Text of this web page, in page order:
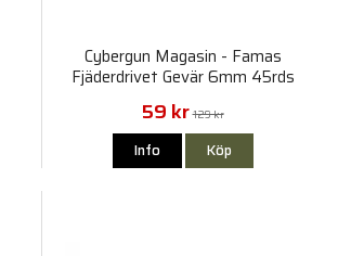
Cybergun Magasin - Famas
Fjäderdrivet Gevär 6mm 45rds
59 kr 129 kr
Info Köp